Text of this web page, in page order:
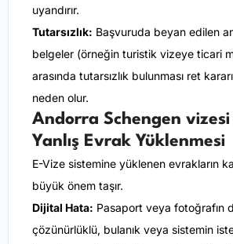
uyandırır.
Tutarsızlık: Başvuruda beyan edilen
belgeler (örneğin turistik vizeye ticari
arasında tutarsızlık bulunması ret kararı
neden olur.
Andorra Schengen vizesi
Yanlış Evrak Yüklenmesi
E-Vize sistemine yüklenen evrakların
büyük önem taşır.
Dijital Hata: Pasaport veya fotoğrafın
çözünürlüklü, bulanık veya sistemin